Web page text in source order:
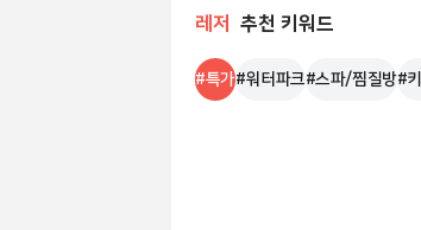
레저 추천 키워드
#특가#워터파크#스파/찜질방#